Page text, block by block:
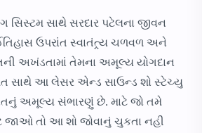
સિસ્ટમ સાથે સરદાર પટેલના જીવન
ઉપરાંત સ્વાતંત્ર્ય ચળવળ અને
અખંડતામાં તેમના અમૂલ્ય યોગદાન
સાથે આ લેસર એન્ડ સાઉન્ડ શો સ્ટેચ્યુ
અમૂલ્ય સંભારણું છે. માટે જો તમે
જાઓ તો આ શો જોવાનું ચુકતા નહી